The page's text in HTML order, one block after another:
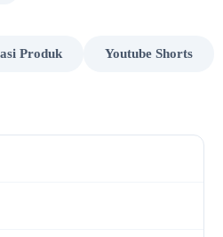
Produk Youtube Shorts